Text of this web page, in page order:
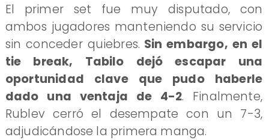
El primer set fue muy disputado, con
ambos jugadores manteniendo su servicio
sin conceder quiebres. Sin embargo, en el
tie break, Tabilo dejó escapar una
oportunidad clave que pudo haberle
dado una ventaja de 4-2. Finalmente,
Rublev cerró el desempate con un 7-3,
adjudicándose la primera manga.